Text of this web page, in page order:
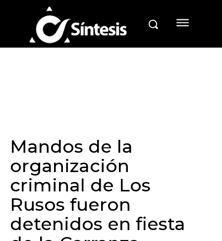
Mandos de la
organización
criminal de Los
Rusos fueron
detenidos en fiesta